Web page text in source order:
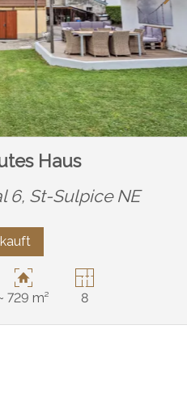
Haus
6, St-Sulpice NE
729 m² 8